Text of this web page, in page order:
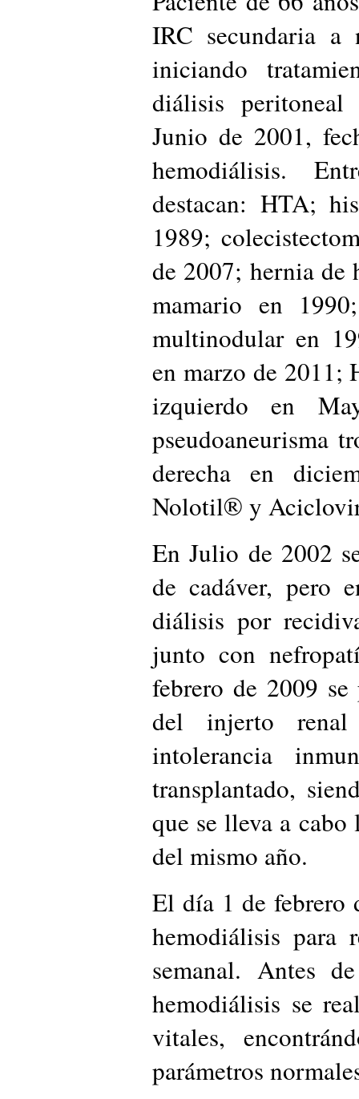
IRC secundaria a
iniciando
diálisis
Junio de 2001,
hemodiálisis.
destacan: HTA;
1989;
de 2007; hernia de
mamario en
multinodular en
en marzo de 2011;
izquierdo en
pseudoaneurisma
derecha en
Nolotil® y
En Julio de 2002
de cadáver, pero
diálisis por
junto con
febrero de 2009
del injerto renal
intolerancia
transplantado,
que se lleva a
del mismo año.
El día 1 de febrero
hemodiálisis para
semanal. Antes
hemodiálisis se
vitales,
parámetros